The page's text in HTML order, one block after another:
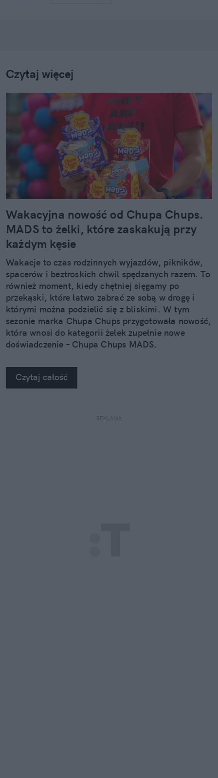
Czytaj więcej
Wakacyjna nowość od Chupa Chups.
MADS to żelki, które zaskakują przy
każdym kęsie
Wakacje to czas rodzinnych wyjazdów, pikników,
spacerów i beztroskich chwil spędzanych razem. To
również moment, kiedy chętniej sięgamy po
przekąski, które łatwo zabrać ze sobą w drogę i
którymi można podzielić się z bliskimi. W tym
sezonie marka Chupa Chups przygotowała nowość,
która wnosi do kategorii żelek zupełnie nowe
doświadczenie – Chupa Chups MADS.
Czytaj całość
REKLAMA